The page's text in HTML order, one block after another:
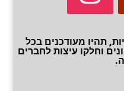
תהיו מעודכנים בכל
וחלקו עיצות לחברים